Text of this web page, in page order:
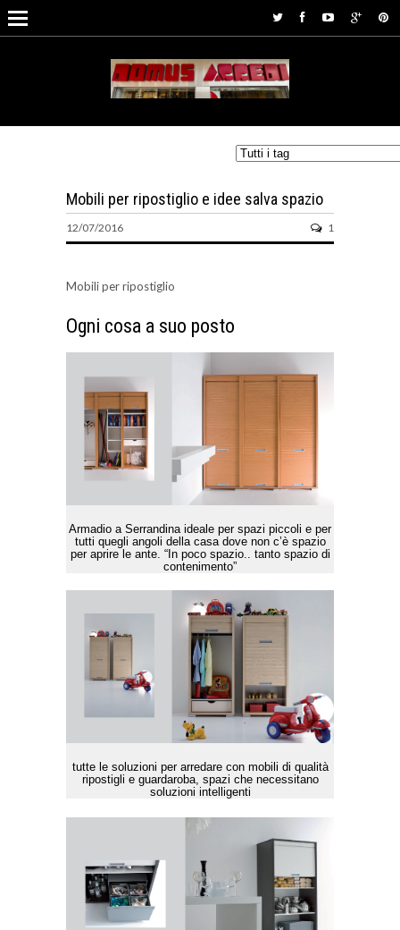
Mobili per ripostiglio e idee salva spazio
12/07/2016 1
Mobili per ripostiglio
Ogni cosa a suo posto
Armadio a Serrandina ideale per spazi piccoli e per
tutti quegli angoli della casa dove non c’è spazio
per aprire le ante. “In poco spazio.. tanto spazio di
contenimento”
tutte le soluzioni per arredare con mobili di qualità
ripostigli e guardaroba, spazi che necessitano
soluzioni intelligenti